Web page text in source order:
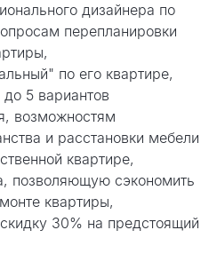
дизайнера по
перепланировки
по его квартире,
5 вариантов
возможностям
и расстановки мебели
квартире,
позволяющую сэкономить
квартиры,
30% на предстоящий